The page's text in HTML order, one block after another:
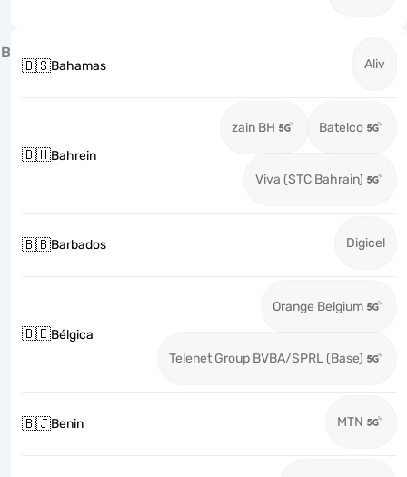
B
🇧🇸Bahamas Aliv
🇧🇭Bahrein
zain BH Batelco
Viva (STC Bahrain)
🇧🇧Barbados Digicel
🇧🇪Bélgica
Orange Belgium
Telenet Group BVBA/SPRL (Base)
🇧🇯Benin MTN